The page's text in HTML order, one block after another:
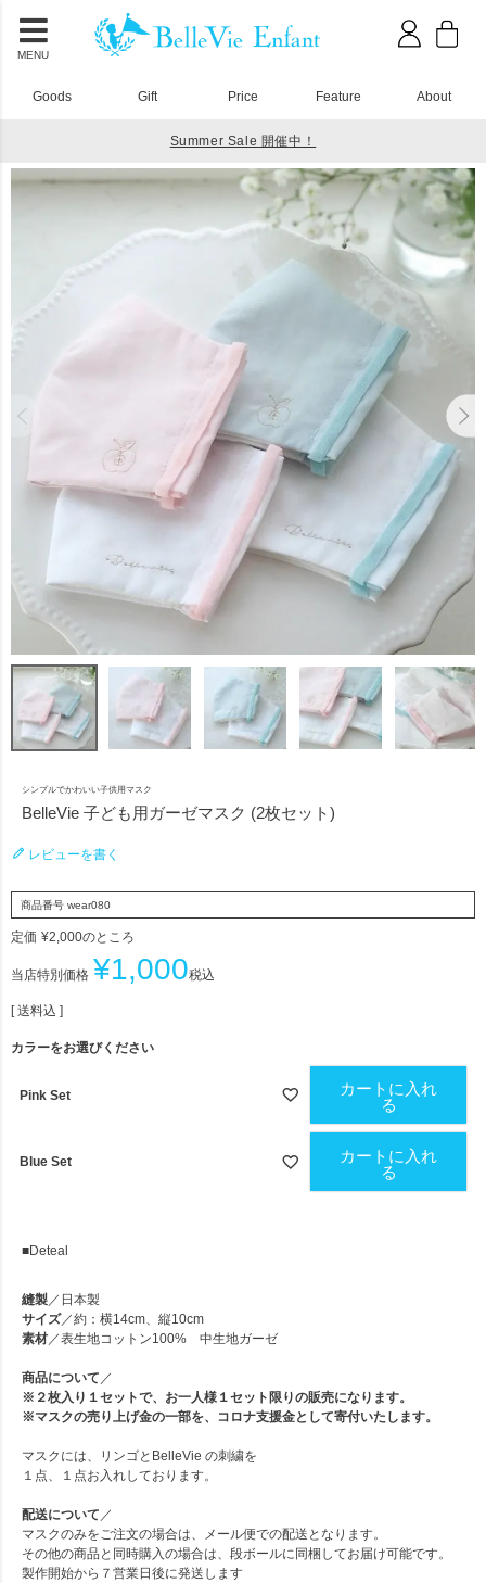
MENU
Goods Gift Price Feature About
Summer Sale 開催中！
BelleVie 子ども用ガーゼマスク (2枚セット)
シンプルでかわいい子供用マスク
BelleVie 子ども用ガーゼマスク (2枚セット)
レビューを書く
商品番号 wear080
定価 ¥2,000のところ
当店特別価格 ¥1,000税込
送料込
カラーをお選びください
Pink Set
カートに入れ
る
Blue Set
カートに入れ
る
■Deteal
縫製／日本製
サイズ／約：横14cm、縦10cm
素材／表生地コットン100% 中生地ガーゼ
商品について ／
※ ２枚入り１セットで、 お一人様１セット限りの販売になります。
※マスクの売り上げ金の一部を、コロナ支援金として寄付いたします。
マスクには、リンゴとBelleVie の刺繍を
１点、１点お入れしております。
配送について ／
マスクのみをご注文の場合は、メール便での配送となります。
その他の商品と同時購入の場合は、段ボールに同梱してお届け可能です。
製作開始から７営業日後に発送します